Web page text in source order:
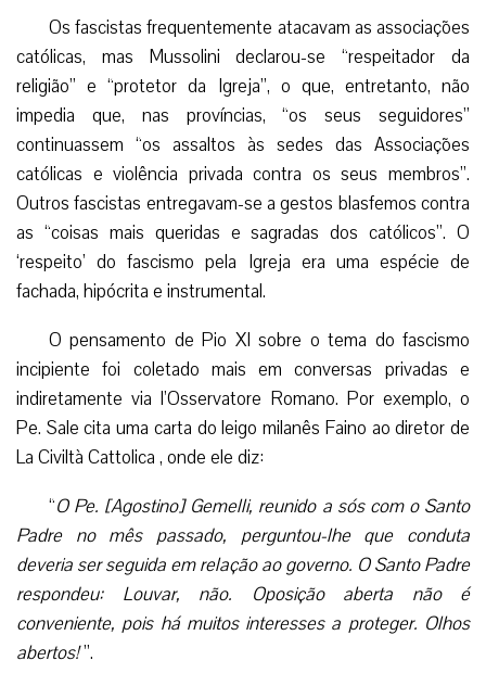
Os fascistas frequentemente atacavam as associações
católicas, mas Mussolini declarou-se “respeitador da
religião” e “protetor da Igreja”, o que, entretanto, não
impedia que, nas províncias, “os seus seguidores”
continuassem “os assaltos às sedes das Associações
católicas e violência privada contra os seus membros”.
Outros fascistas entregavam-se a gestos blasfemos contra
as “coisas mais queridas e sagradas dos católicos”. O
‘respeito’ do fascismo pela Igreja era uma espécie de
fachada, hipócrita e instrumental.
O pensamento de Pio XI sobre o tema do fascismo
incipiente foi coletado mais em conversas privadas e
indiretamente via l’Osservatore Romano. Por exemplo, o
Pe. Sale cita uma carta do leigo milanês Faino ao diretor de
La Civiltà Cattolica , onde ele diz:
“O Pe. [Agostino] Gemelli, reunido a sós com o Santo
Padre no mês passado, perguntou-lhe que conduta
deveria ser seguida em relação ao governo. O Santo Padre
respondeu: Louvar, não. Oposição aberta não é
conveniente, pois há muitos interesses a proteger. Olhos
abertos!”.